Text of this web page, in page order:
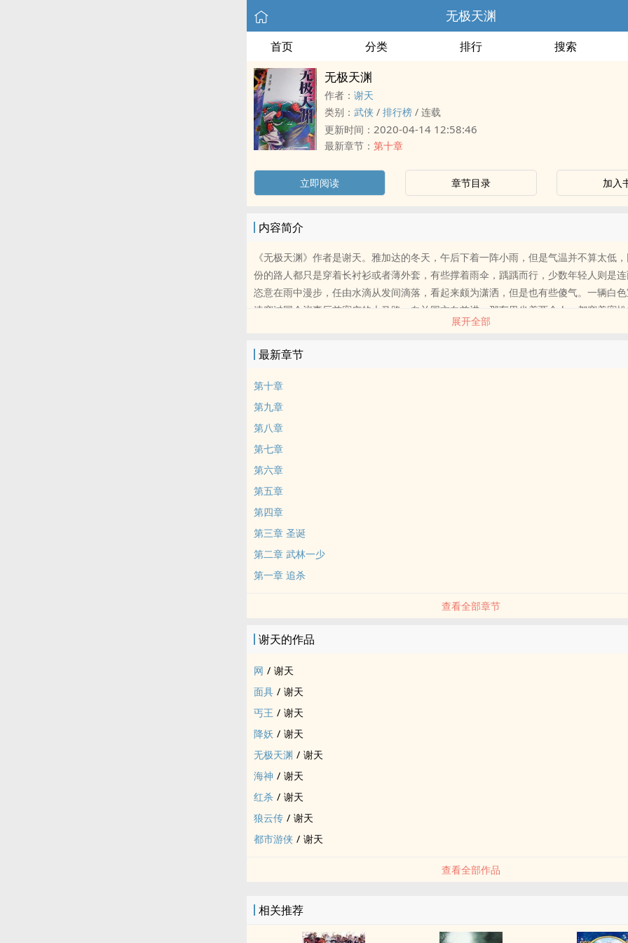
无极天渊
首页 分类 排行 搜索
无极天渊
作者： 谢天
类别： 武侠 / 排行榜 / 连载
更新时间： 2020-04-14 12:58:46
最新章节： 第十章
立即阅读 章节目录 加入
内容简介
《无极天渊》作者是谢天。雅加达的冬天，午后下着一阵小雨，但是气温并不算太低
份的路人都只是穿着长衬衫或者薄外套，有些撑着雨伞，踽踽而行，少数年轻人则是连
恣意在雨中漫步，任由水滴从发间滴落，看起来颇为潇洒，但是也有些傻气。一辆白
速穿过国会议事厅前宽广的大马路，向兰园方向前进。那车里坐着两个人，都穿着宽松
驾车那人大约三十岁年纪，皮肤黝黑，长相却颇为端正，另一人年岁稍长，相貌威严，
剑鞘上端还镶着用黄铜铸成，刚劲俊秀的两个小字——“南海”。
展开全部
最新章节
第十章
第九章
第八章
第七章
第六章
第五章
第四章
第三章 圣诞
第二章 武林一少
第一章 追杀
查看全部章节
谢天的作品
网 / 谢天
面具 / 谢天
丐王 / 谢天
降妖 / 谢天
无极天渊 / 谢天
海神 / 谢天
红杀 / 谢天
狼云传 / 谢天
都市游侠 / 谢天
查看全部作品
相关推荐